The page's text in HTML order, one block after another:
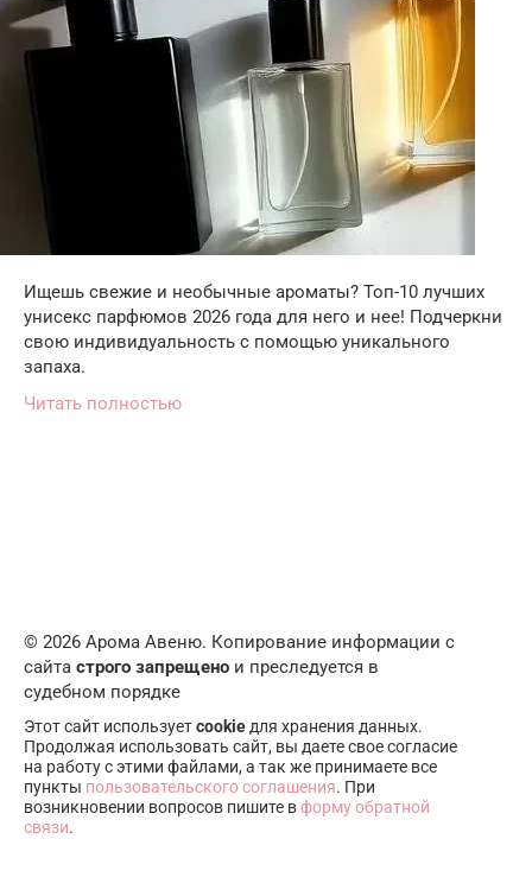
Ищешь свежие и необычные ароматы? Топ-10 лучших
унисекс парфюмов 2026 года для него и нее! Подчеркни
свою индивидуальность с помощью уникального
запаха.
Читать полностью
© 2026 Арома Авеню. Копирование информации с
сайта строго запрещено и преследуется в
судебном порядке
Этот сайт используетcookie для хранения данных.
Продолжая использовать сайт, вы даете свое согласие
на работу с этими файлами, а так же принимаете все
пункты пользовательского соглашения. При
возникновении вопросов пишите вформу обратной
связи.